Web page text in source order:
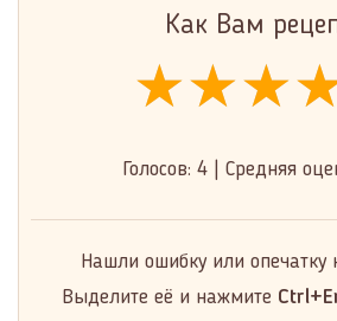
Как Вам
Голосов: 4 Средняя
Нашли ошибку или опечатку
Выделите её и нажмите